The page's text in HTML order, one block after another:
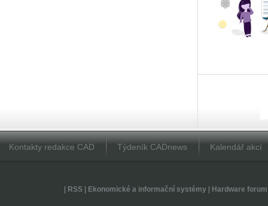
Kontakty redakce CAD Týdeník CADnews Kalendář akcí
RSS| Ekonomické a informační systémy| Hardware forum